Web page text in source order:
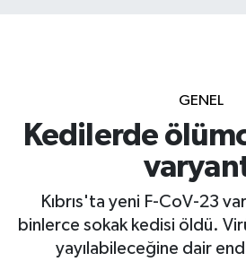
GENEL
Kedilerde
Kıbrıs'ta yeni F-CoV-23
binlerce sokak kedisi öldü.
yayılabileceğine dair